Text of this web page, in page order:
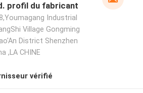
profil du fabricant
Industrial
Village Gongming
District Shenzhen
,LA CHINE
vérifié